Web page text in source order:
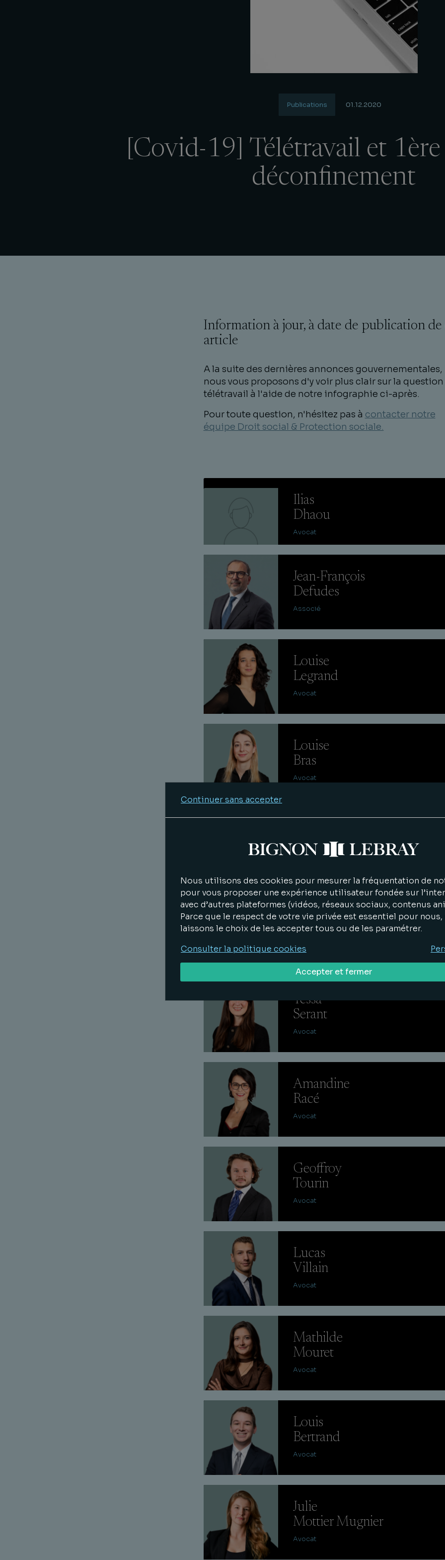
Publications 01.12.2020
[Covid-19] Télétravail et 1ère
déconfinement
Information à jour, à date de publication de
article
A la suite des dernières annonces gouvernementales,
nous vous proposons d'y voir plus clair sur la question
télétravail à l'aide de notre infographie ci-après.
Pour toute question, n'hésitez pas à contacter notre
équipe Droit social & Protection sociale.
Ilias
Dhaou
Avocat
Jean-François
Defudes
Associé
Louise
Legrand
Avocat
Louise
Bras
Avocat
Pinabiaux
Alexandra
Coeur
Avocat
Tessa
Serant
Avocat
Amandine
Racé
Avocat
Geoffroy
Tourin
Avocat
Lucas
Villain
Avocat
Mathilde
Mouret
Avocat
Louis
Bertrand
Avocat
Julie
Mottier Mugnier
Avocat
Continuer sans accepter
Nous utilisons des cookies pour mesurer la fréquentation de
pour vous proposer une expérience utilisateur fondée sur
avec d’autres plateformes (vidéos, réseaux sociaux, contenus
Parce que le respect de votre vie privée est essentiel pour nous,
laissons le choix de les accepter tous ou de les paramétrer.
Consulter la politique cookies
Accepter et fermer